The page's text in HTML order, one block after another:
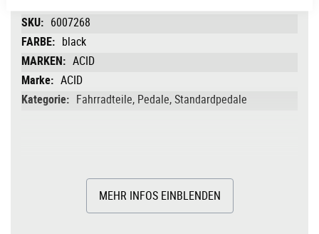
Produktinformationen
6007268
black
ACID
ACID
Fahrradteile, Pedale, Standardpedale
MEHR INFOS EINBLENDEN